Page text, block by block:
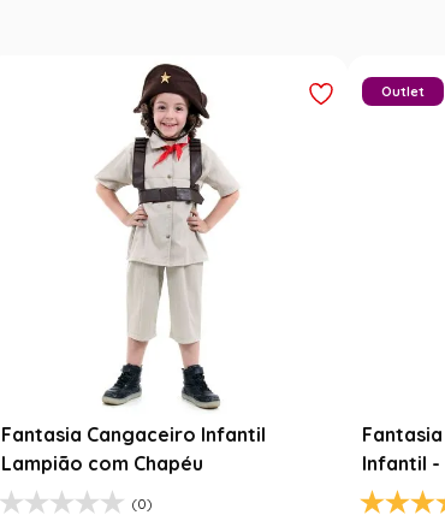
Fantasia Cangaceiro Infantil
Lampião com Chapéu
(0)
Infantil -
Outlet